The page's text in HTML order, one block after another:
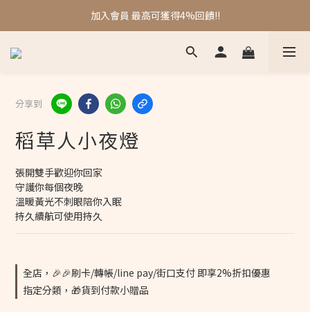
❤️❤️刷卡/轉帳/line pay/街口支付 再享2%折扣
加入會員 最高可獲得4%回饋!!
❤️❤️刷卡/轉帳/line pay/街口支付 再享2%折扣
分享到
稻草人小夜燈
張開雙手歡迎你回家
守護你每個夜晚
溫暖黃光不刺眼陪你入眠
持久續航可使用持久
全店，🎉🎉刷卡/轉帳/line pay/街口支付 即享2%折扣優惠
指定分類，🎁貨到付款小贈品